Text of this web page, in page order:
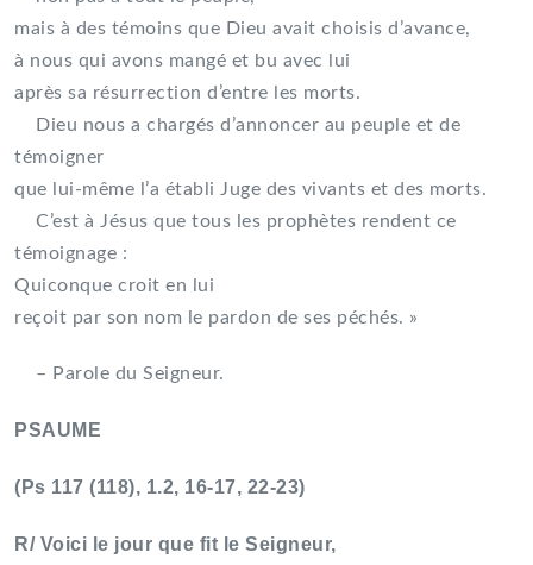
mais à des témoins que Dieu avait choisis d’avance,
à nous qui avons mangé et bu avec lui
après sa résurrection d’entre les morts.
Dieu nous a chargés d’annoncer au peuple et de
témoigner
que lui-même l’a établi Juge des vivants et des morts.
C’est à Jésus que tous les prophètes rendent ce
témoignage :
Quiconque croit en lui
reçoit par son nom le pardon de ses péchés. »
– Parole du Seigneur.
PSAUME
(Ps 117 (118), 1.2, 16-17, 22-23)
R/ Voici le jour que fit le Seigneur,